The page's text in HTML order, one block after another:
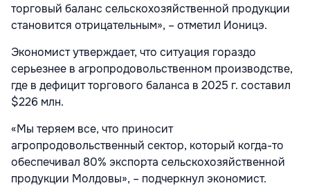
торговый баланс сельскохозяйственной продукции
становится отрицательным», – отметил Ионицэ.
Экономист утверждает, что ситуация гораздо
серьезнее в агропродовольственном производстве,
где в дефицит торгового баланса в 2025 г. составил
$226 млн.
«Мы теряем все, что приносит
агропродовольственный сектор, который когда-то
обеспечивал 80% экспорта сельскохозяйственной
продукции Молдовы», – подчеркнул экономист.